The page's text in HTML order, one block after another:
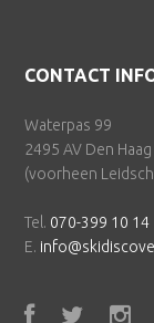
Footer
CONTACT
Waterpas 99
2495 AV Den Haag
(voorheen
Tel. 070-399 10 14
E.